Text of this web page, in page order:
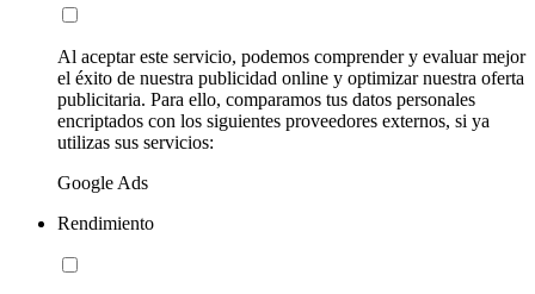
Al aceptar este servicio, podemos comprender y evaluar mejor
el éxito de nuestra publicidad online y optimizar nuestra oferta
publicitaria. Para ello, comparamos tus datos personales
encriptados con los siguientes proveedores externos, si ya
utilizas sus servicios:
Google Ads
Rendimiento